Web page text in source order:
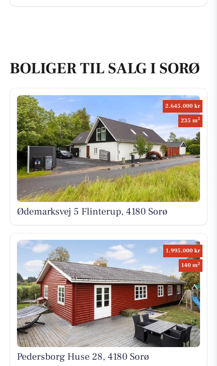
BOLIGER TIL SALG I SORØ
2.645.000 kr
235 m2
Ødemarksvej 5 Flinterup, 4180 Sorø
1.995.000 kr
140 m2
Pedersborg Huse 28, 4180 Sorø